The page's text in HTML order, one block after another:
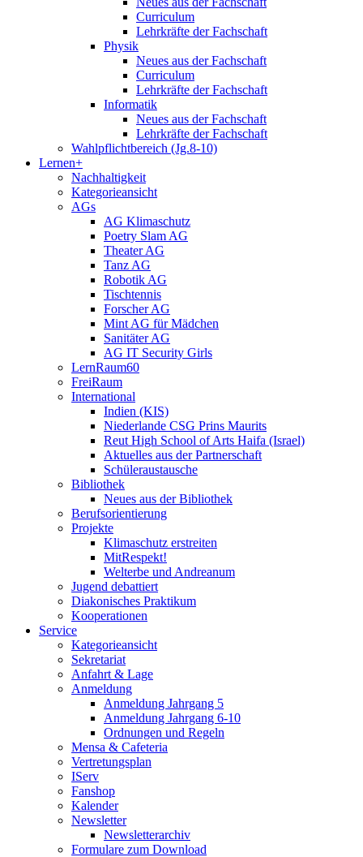
Curriculum
Lehrkräfte der Fachschaft
Physik
Neues aus der Fachschaft
Curriculum
Lehrkräfte der Fachschaft
Informatik
Neues aus der Fachschaft
Lehrkräfte der Fachschaft
Wahlpflichtbereich (Jg.8-10)
Lernen+
Nachhaltigkeit
Kategorieansicht
AGs
AG Klimaschutz
Poetry Slam AG
Theater AG
Tanz AG
Robotik AG
Tischtennis
Forscher AG
Mint AG für Mädchen
Sanitäter AG
AG IT Security Girls
LernRaum60
FreiRaum
International
Indien (KIS)
Niederlande CSG Prins Maurits
Reut High School of Arts Haifa (Israel)
Aktuelles aus der Partnerschaft
Schüleraustausche
Bibliothek
Neues aus der Bibliothek
Berufsorientierung
Projekte
Klimaschutz erstreiten
MitRespekt!
Welterbe und Andreanum
Jugend debattiert
Diakonisches Praktikum
Kooperationen
Service
Kategorieansicht
Sekretariat
Anfahrt & Lage
Anmeldung
Anmeldung Jahrgang 5
Anmeldung Jahrgang 6-10
Ordnungen und Regeln
Mensa & Cafeteria
Vertretungsplan
IServ
Fanshop
Kalender
Newsletter
Newsletterarchiv
Formulare zum Download